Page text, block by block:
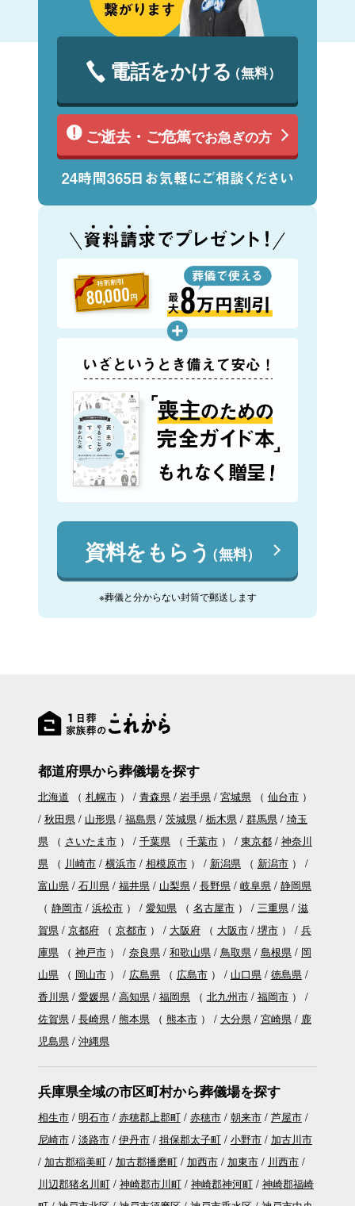
電話をかける（無料）
ご逝去・ご危篤でお急ぎの方
資料をもらう（無料）
※葬儀と分からない封筒で郵送します
都道府県から葬儀場を探す
北海道 （ 札幌市） 青森県 岩手県 宮城県（ 仙台市）
秋田県
山形県 福島県 茨城県 栃木県 群馬県
埼玉
県（ さいたま市） 千葉県（ 千葉市） 東京都
神奈川
県（ 川崎市 横浜市 相模原市） 新潟県（ 新潟市）
富山県
石川県 福井県 山梨県 長野県 岐阜県
静岡県
（ 静岡市 浜松市） 愛知県（ 名古屋市） 三重県
滋
賀県
京都府（ 京都市） 大阪府（ 大阪市 堺市）
兵
庫県（ 神戸市） 奈良県 和歌山県 鳥取県 島根県
岡
山県（ 岡山市） 広島県（ 広島市） 山口県
徳島県
香川県
愛媛県 高知県 福岡県（ 北九州市 福岡市）
佐賀県
長崎県 熊本県（ 熊本市） 大分県 宮崎県
鹿
児島県
沖縄県
兵庫県全域の市区町村から葬儀場を探す
相生市 明石市 赤穂郡上郡町 赤穂市 朝来市
芦屋市
尼崎市
淡路市 伊丹市 揖保郡太子町 小野市
加古川市
加古郡稲美町
加古郡播磨町 加西市 加東市
川西市
川辺郡猪名川町
神崎郡市川町 神崎郡神河町
神崎郡福崎